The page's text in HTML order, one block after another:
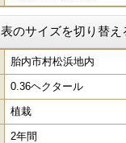
表のサイズを切り替え
胎内市村松浜地内
0.36ヘクタール
植栽
2年間